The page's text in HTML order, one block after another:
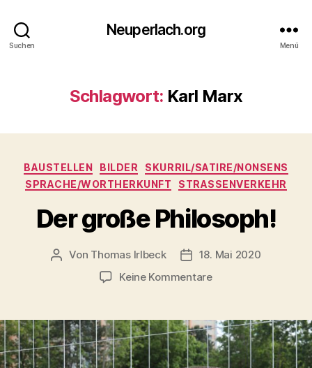
Suchen
Neuperlach.org
Menü
Schlagwort: Karl Marx
Kategorien
BAUSTELLEN BILDER
SKURRIL/SATIRE/NONSENS
SPRACHE/WORTHERKUNFT
STRASSENVERKEHR
Der große Philosoph!
Beitragsautor
Von Thomas Irlbeck Veröffentlichungsdatum
18. Mai 2020
Keine Kommentarezu
Philosoph!